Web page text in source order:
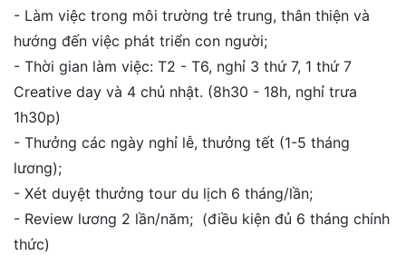
- Làm việc trong môi trường trẻ trung, thân thiện và
hướng đến việc phát triển con người;
- Thời gian làm việc: T2 - T6, nghỉ 3 thứ 7, 1 thứ 7
Creative day và 4 chủ nhật. (8h30 - 18h, nghỉ trưa
1h30p)
- Thưởng các ngày nghỉ lễ, thưởng tết (1-5 tháng
lương);
- Xét duyệt thưởng tour du lịch 6 tháng/lần;
- Review lương 2 lần/năm; (điều kiện đủ 6 tháng chính
thức)